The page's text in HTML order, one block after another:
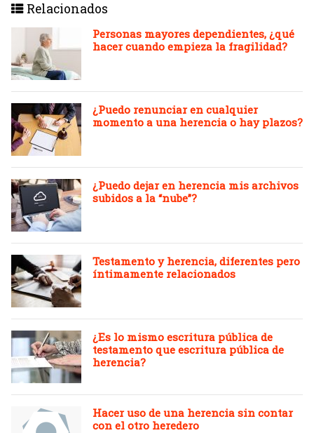
Relacionados
Personas mayores dependientes, ¿qué
hacer cuando empieza la fragilidad?
¿Puedo renunciar en cualquier
momento a una herencia o hay plazos?
¿Puedo dejar en herencia mis archivos
subidos a la “nube”?
Testamento y herencia, diferentes pero
íntimamente relacionados
¿Es lo mismo escritura pública de
testamento que escritura pública de
herencia?
Hacer uso de una herencia sin contar
con el otro heredero